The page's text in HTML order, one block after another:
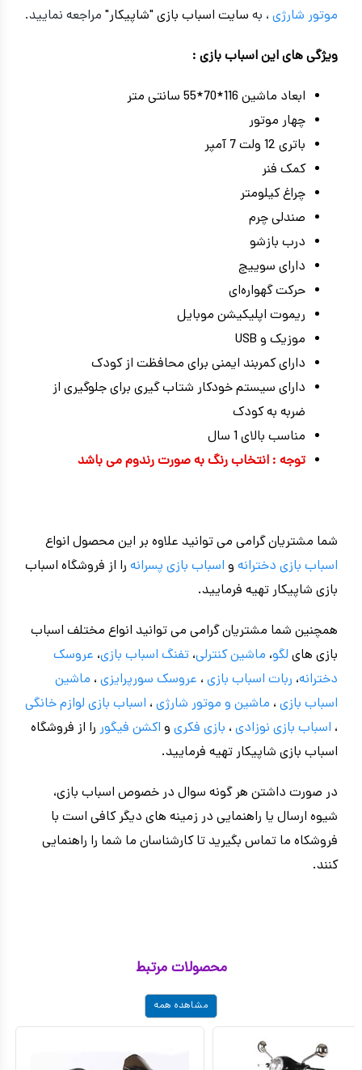
موتور شارژی ، به سایت اسباب بازی "شاپیکار" مراجعه نمایید.
ویژگی های این اسباب بازی :
ابعاد ماشین 116*70*55 سانتی متر
چهار موتور
باتری 12 ولت 7 آمپر
کمک فنر
چراغ کیلومتر
صندلی چرم
درب بازشو
دارای سوییچ
حرکت گهواره‌ای
ریموت اپلیکیشن موبایل
موزیک و USB
دارای کمربند ایمنی برای محافظت از کودک
دارای سیستم خودکار شتاب گیری برای جلوگیری از
ضربه به کودک
مناسب بالای 1 سال
توجه : انتخاب رنگ به صورت رندوم می باشد
شما مشتریان گرامی می توانید علاوه بر این محصول انواع
اسباب بازی دخترانه و اسباب بازی پسرانه را از فروشگاه اسباب
بازی شاپیکار تهیه فرمایید.
همچنین شما مشتریان گرامی می توانید انواع مختلف اسباب
بازی های لگو، ماشین کنترلی، تفنگ اسباب بازی، عروسک
دخترانه، ربات اسباب بازی ، عروسک سورپرایزی ، ماشین
اسباب بازی ، ماشین و موتور شارژی ، اسباب بازی لوازم خانگی
، اسباب بازی نوزادی ، بازی فکری و اکشن فیگور را از فروشگاه
اسباب بازی شاپیکار تهیه فرمایید.
در صورت داشتن هر گونه سوال در خصوص اسباب بازی،
شیوه ارسال یا راهنمایی در زمینه های دیگر کافی است با
فروشکاه ما تماس بگیرید تا کارشناسان ما شما را راهنمایی
کنند.
محصولات مرتبط
مشاهده همه